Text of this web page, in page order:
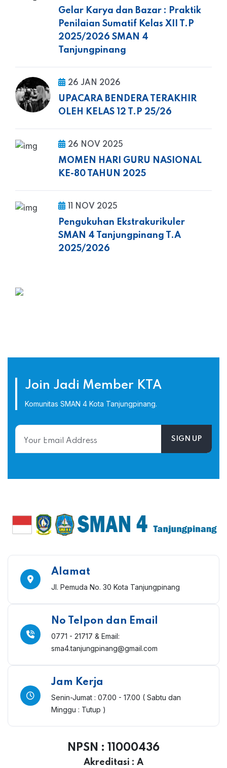
Gelar Karya dan Bazar : Praktik
Penilaian Sumatif Kelas XII T.P
2025/2026 SMAN 4
Tanjungpinang
26 JAN 2026
UPACARA BENDERA TERAKHIR
OLEH KELAS 12 T.P 25/26
26 NOV 2025
MOMEN HARI GURU NASIONAL
KE-80 TAHUN 2025
11 NOV 2025
Pengukuhan Ekstrakurikuler
SMAN 4 Tanjungpinang T.A
2025/2026
Join Jadi Member KTA
Komunitas SMAN 4 Kota Tanjungpinang.
Alamat
Jl. Pemuda No. 30 Kota Tanjungpinang
No Telpon dan Email
0771 - 21717 & Email:
sma4.tanjungpinang@gmail.com
Jam Kerja
Senin-Jumat : 07.00 - 17.00 ( Sabtu dan
Minggu : Tutup )
NPSN : 11000436
Akreditasi : A